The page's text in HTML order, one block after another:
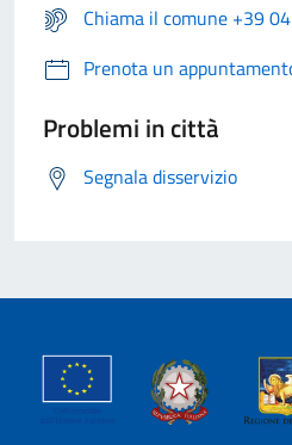
Chiama il comune +39
Prenota un
Problemi in città
Segnala disservizio